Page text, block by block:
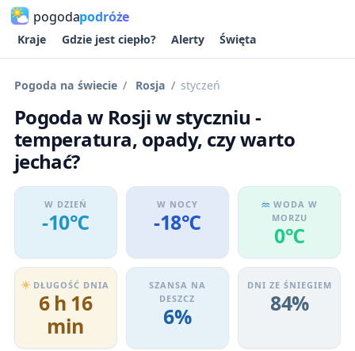
pogodapodróże
Kraje Gdzie jest ciepło? Alerty Święta
Pogoda na świecie Rosja styczeń
Pogoda w Rosji w styczniu -
temperatura, opady, czy warto
jechać?
W DZIEŃ
-10℃
W NOCY
-18℃
WODA W
MORZU
0℃
DŁUGOŚĆ DNIA
6 h 16
min
SZANSA NA
DESZCZ
6%
DNI ZE ŚNIEGIEM
84%